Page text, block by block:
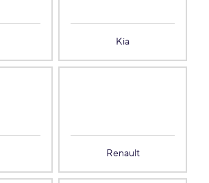
Kia
Renault